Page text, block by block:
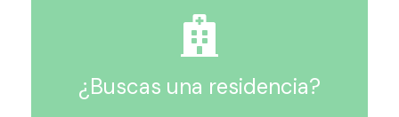
¿Buscas una residencia?